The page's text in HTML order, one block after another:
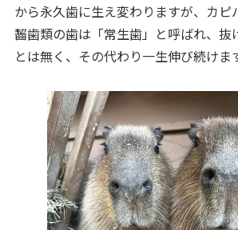
から永久歯に生え変わりますが、カピ
齧歯類の歯は「常生歯」と呼ばれ、抜
とは無く、その代わり一生伸び続けま